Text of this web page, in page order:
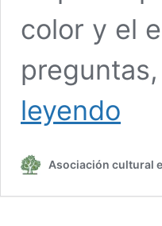
color y el
leyendo
decorar
hogar
Asociación cultural